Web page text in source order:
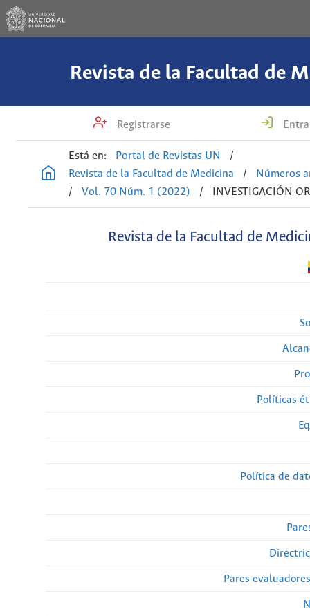
Revista de la Facultad de
Registrarse
Está en: Portal de Revistas UN
/
Revista de la Facultad de Medicina
/
Números
/
Vol. 70 Núm. 1 (2022) / INVESTIGACIÓN
Revista de la Facultad de
Políticas
Política de
Pares